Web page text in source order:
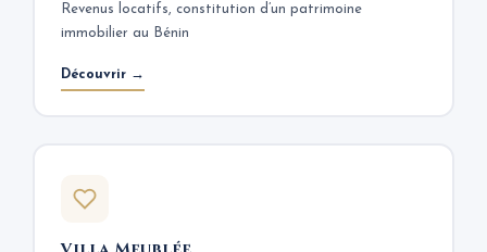
Revenus locatifs, constitution d’un patrimoine
immobilier au Bénin
Découvrir →